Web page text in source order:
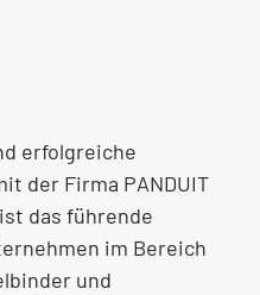
erfolgreiche
der Firma PANDUIT
das führende
im Bereich
und